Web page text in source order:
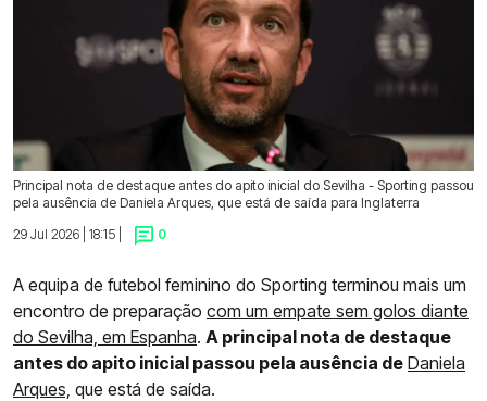
Principal nota de destaque antes do apito inicial do Sevilha - Sporting passou
pela ausência de Daniela Arques, que está de saída para Inglaterra
29 Jul 2026 | 18:15 |
0
A equipa de futebol feminino do Sporting terminou mais um
encontro de preparação com um empate sem golos diante
do Sevilha, em Espanha. A principal nota de destaque
antes do apito inicial passou pela ausência de Daniela
Arques, que está de saída.